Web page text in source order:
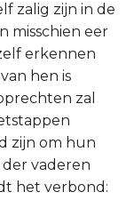
zalig zijn in de
misschien eer
erkennen
hen is
zal
zijn om hun
vaderen
het verbond: